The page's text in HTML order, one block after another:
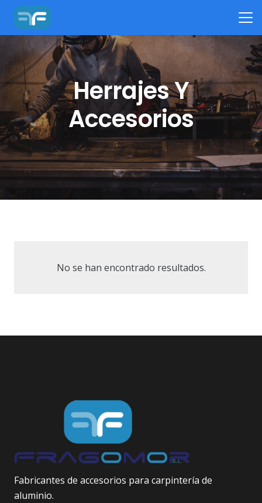
Herrajes Y
Accesorios
No se han encontrado resultados.
Fabricantes de accesorios para carpintería de
aluminio.